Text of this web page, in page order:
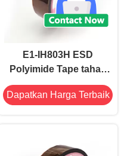
E1-IH803H ESD
Polyimide Tape tahan
panas 290°C 0.05mm
Ketebalan OEM ODM
Dapatkan Harga Terbaik